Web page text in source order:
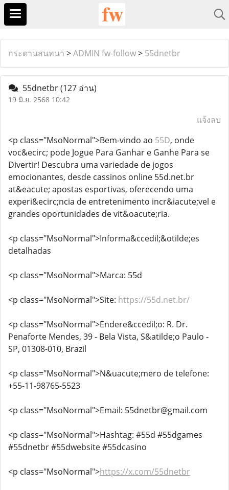
กระดานสนทนา >ADMIN fw-follow> 55dnetbr
55dnetbr(127 อ่าน)
19 มิ.ย. 2568 10:42
แจ้งลบ
<p class="MsoNormal">Bem-vindo ao 55D, onde
voc&ecirc; pode Jogue Para Ganhar e Ganhe Para se
Divertir! Descubra uma variedade de jogos
emocionantes, desde cassinos online 55d.net.br
at&eacute; apostas esportivas, oferecendo uma
experi&ecirc;ncia de entretenimento incr&iacute;vel e
grandes oportunidades de vit&oacute;ria.
<p class="MsoNormal">Informa&ccedil;&otilde;es
detalhadas
<p class="MsoNormal">Marca: 55d
<p class="MsoNormal">Site: https://55d.net.br/
<p class="MsoNormal">Endere&ccedil;o: R. Dr.
Penaforte Mendes, 39 - Bela Vista, S&atilde;o Paulo -
SP, 01308-010, Brazil
<p class="MsoNormal">N&uacute;mero de telefone:
+55-11-98765-5523
<p class="MsoNormal">Email: 55dnetbr@gmail.com
<p class="MsoNormal">Hashtag: #55d #55dgames
#55dnetbr #55dwebsite #55dcasino
<p class="MsoNormal">https://x.com/55dnetbr